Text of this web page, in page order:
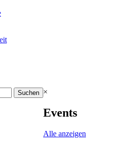
×
Events
Alle anzeigen